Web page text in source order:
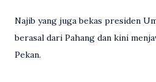
Najib yang juga bekas presiden
berasal dari Pahang dan kini
Pekan.